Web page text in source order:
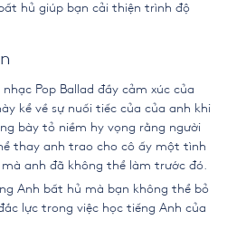
hủ giúp bạn cải thiện trình độ
Pop Ballad đầy cảm xúc của
kể về sự nuối tiếc của của anh khi
bày tỏ niềm hy vọng rằng người
thay anh trao cho cô ấy một tình
anh đã không thể làm trước đó.
Anh bất hủ mà bạn không thể bỏ
lực trong việc học tiếng Anh của